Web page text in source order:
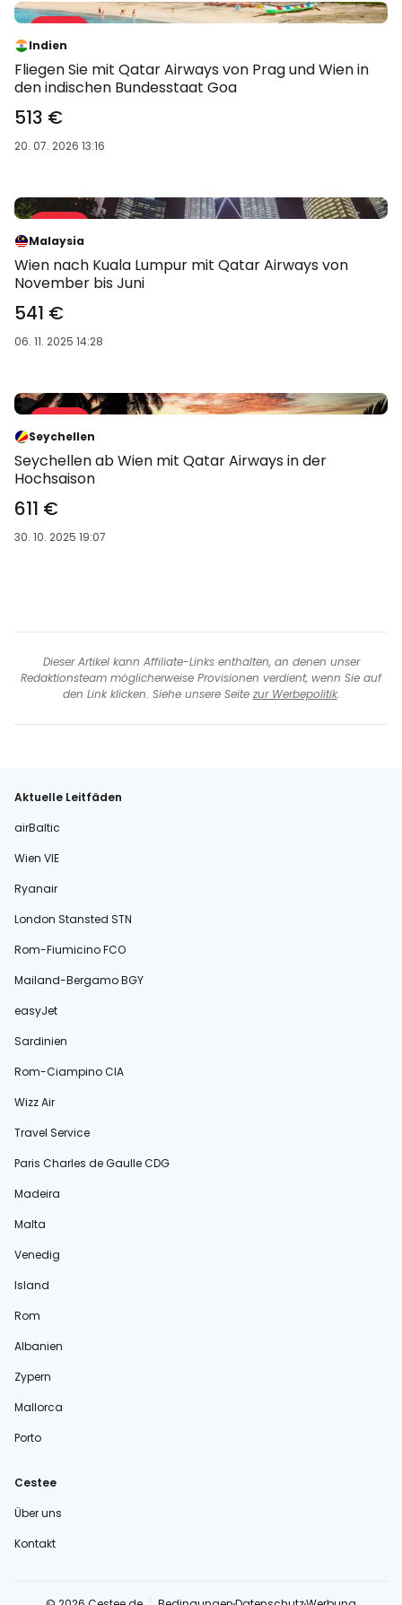
Angebote 27 %
Indien
Fliegen Sie mit Qatar Airways von Prag und Wien in
den indischen Bundesstaat Goa
513 €
20. 07. 2026 13:16
Angebote 23 %
Malaysia
Wien nach Kuala Lumpur mit Qatar Airways von
November bis Juni
541 €
06. 11. 2025 14:28
Angebote 30 %
Seychellen
Seychellen ab Wien mit Qatar Airways in der
Hochsaison
611 €
30. 10. 2025 19:07
Dieser Artikel kann Affiliate-Links enthalten, an denen unser
Redaktionsteam möglicherweise Provisionen verdient, wenn Sie auf
den Link klicken. Siehe unsere Seite zur Werbepolitik.
Aktuelle Leitfäden
airBaltic
Wien VIE
Ryanair
London Stansted STN
Rom-Fiumicino FCO
Mailand-Bergamo BGY
easyJet
Sardinien
Rom-Ciampino CIA
Wizz Air
Travel Service
Paris Charles de Gaulle CDG
Madeira
Malta
Venedig
Island
Rom
Albanien
Zypern
Mallorca
Porto
Cestee
Über uns
Kontakt